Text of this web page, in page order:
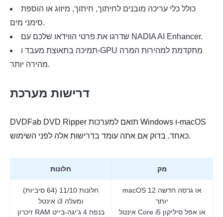
כולל כלי עריכה מובנים לחיתוך, חיתוך, מיזוג או הוספת
סימני מים.
שדרגו את פרטי הווידאו שלכם עם NADIA AI Enhancer.
תמיכה בתאוצת מעבד ו-GPU מתקדמת למהירות המרה
מהירה יותר.
דרישות מערכת
DVDFab DVD Ripper תואם למערכות Windows ו-macOS
כאחד. בדוק אם אתה עומד בדרישות אלה לפני השימוש.
חלונות מק
חלונות 11/10 (64 סיביות)
אינטל i3 ומעלה
זיכרון RAM בנפח 4 ג'יגה-בייט
macOS 12 או גרסה חדשה
יותר
אינטל Core i5 או אפל סיליקון